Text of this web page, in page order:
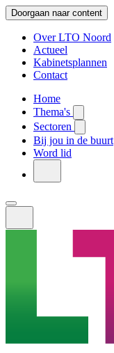
Doorgaan naar content
Over LTO Noord
Actueel
Kabinetsplannen
Contact
Home
Thema's
Sectoren
Bij jou in de buurt
Word lid